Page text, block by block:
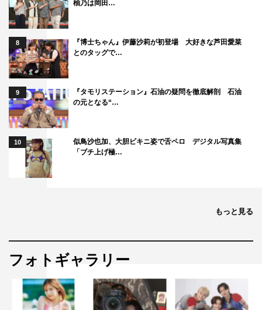
柚乃は岡田…
8
『博士ちゃん』伊藤沙莉が初登場 大好きな芦田愛菜
とのタッグで…
9
『タモリステーション』石油の疑問を徹底解剖 石油
の元となる“…
10
似鳥沙也加、大胆ビキニ姿で舌ペロ デジタル写真集
「ブチ上げ極…
もっと見る
フォトギャラリー